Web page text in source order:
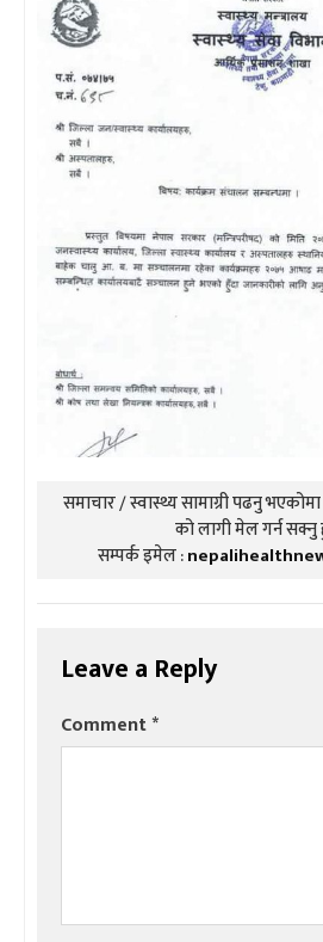
समाचार / स्वास्थ्य सामाग्री पढनु
को लागी मेल गर्न सक्नु
सम्पर्क इमेल :
Leave a Reply
Comment*